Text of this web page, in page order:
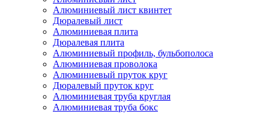
Алюминиевый лист квинтет
Дюралевый лист
Алюминиевая плита
Дюралевая плита
Алюминиевый профиль, бульбополоса
Алюминиевая проволока
Алюминиевый пруток круг
Дюралевый пруток круг
Алюминиевая труба круглая
Алюминиевая труба бокс